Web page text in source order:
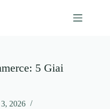
5 Giai
2026